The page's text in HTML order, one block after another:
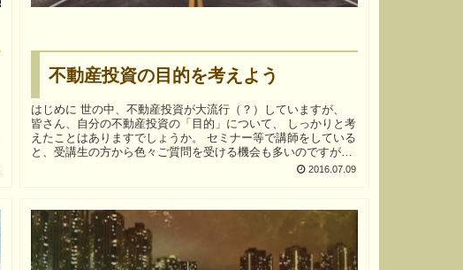
不動産投資の目的を考えよう
はじめに 世の中、不動産投資が大流行（？）していますが、
皆さん、自分の不動産投資の「目的」について、 しっかりと考
えたことはありますでしょうか。 セミナー等で講師をしている
と、受講生の方から色々ご質問を受ける機会も多いのですが、
2016.07.09